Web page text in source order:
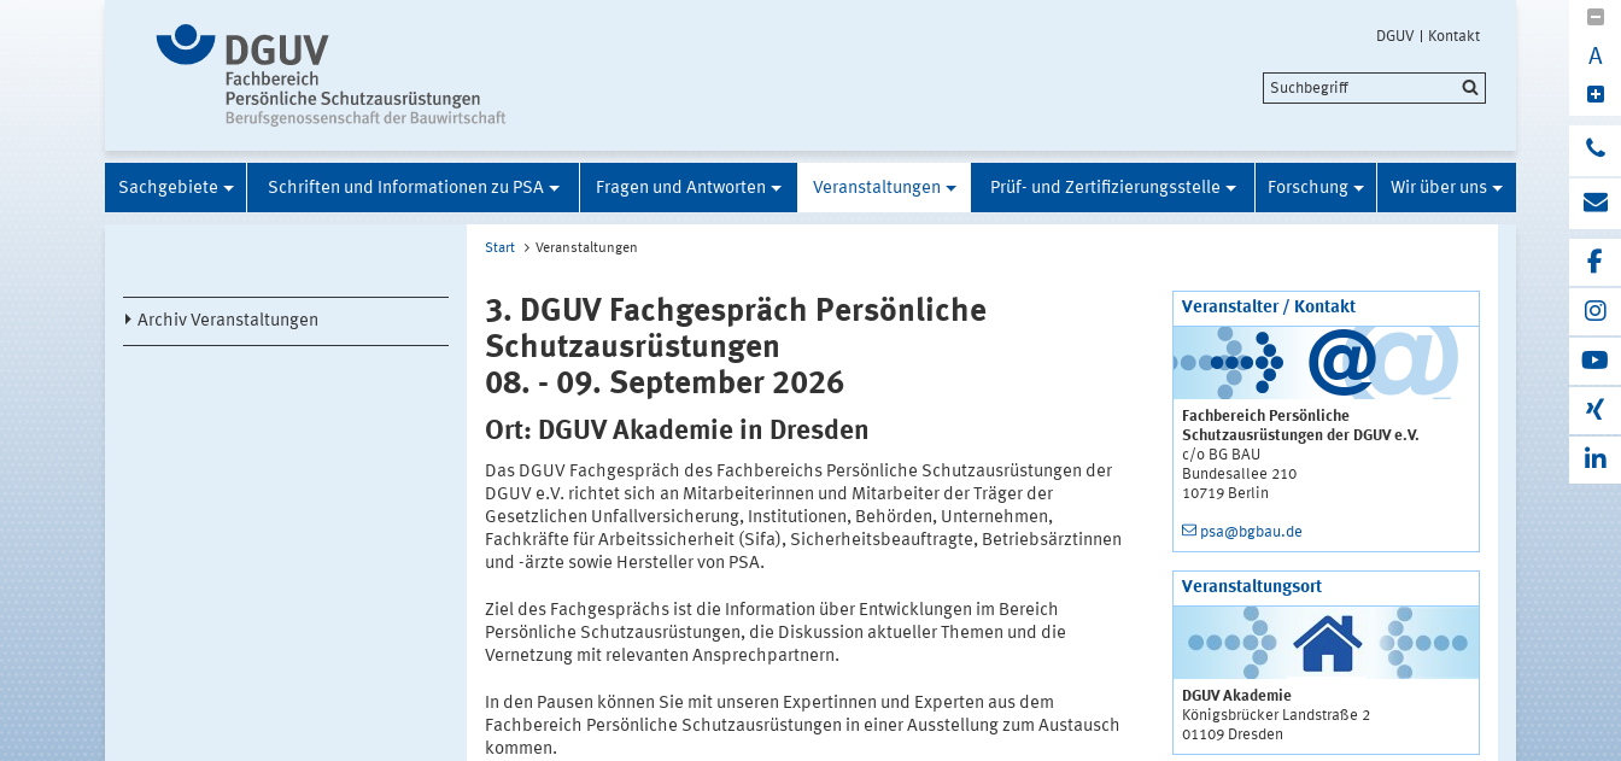
DGUV Kontakt
A
Sachgebiete Schriften und Informationen zu PSA Fragen und Antworten Veranstaltungen Prüf- und Zertifizierungsstelle Forschung Wir über uns
Archiv Veranstaltungen
Start Veranstaltungen
3. DGUV Fachgespräch Persönliche
Schutzausrüstungen
08. - 09. September 2026
Ort: DGUV Akademie in Dresden
Das DGUV Fachgespräch des Fachbereichs Persönliche Schutzausrüstungen der
DGUV e.V. richtet sich an Mitarbeiterinnen und Mitarbeiter der Träger der
Gesetzlichen Unfallversicherung, Institutionen, Behörden, Unternehmen,
Fachkräfte für Arbeitssicherheit (Sifa), Sicherheitsbeauftragte, Betriebsärztinnen
und -ärzte sowie Hersteller von PSA.
Ziel des Fachgesprächs ist die Information über Entwicklungen im Bereich
Persönliche Schutzausrüstungen, die Diskussion aktueller Themen und die
Vernetzung mit relevanten Ansprechpartnern.
In den Pausen können Sie mit unseren Expertinnen und Experten aus dem
Fachbereich Persönliche Schutzausrüstungen in einer Ausstellung zum Austausch
kommen.
Veranstalter / Kontakt
Fachbereich Persönliche
Schutzausrüstungen der DGUV e.V.
c/o BG BAU
Bundesallee 210
10719 Berlin
psa@bgbau.de
Veranstaltungsort
DGUV Akademie
Königsbrücker Landstraße 2
01109 Dresden